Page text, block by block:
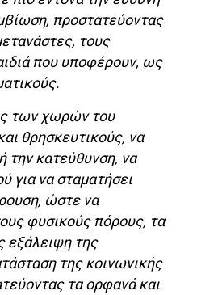
προστατεύοντας
τους
που υποφέρουν, ως
των χωρών του
θρησκευτικούς, να
την κατεύθυνση, να
για να σταματήσει
ώστε να
φυσικούς πόρους, τα
εξάλειψη της
της κοινωνικής
τα ορφανά και